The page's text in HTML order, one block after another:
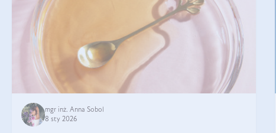
mgr inż. Anna Sobol
8 sty 2026